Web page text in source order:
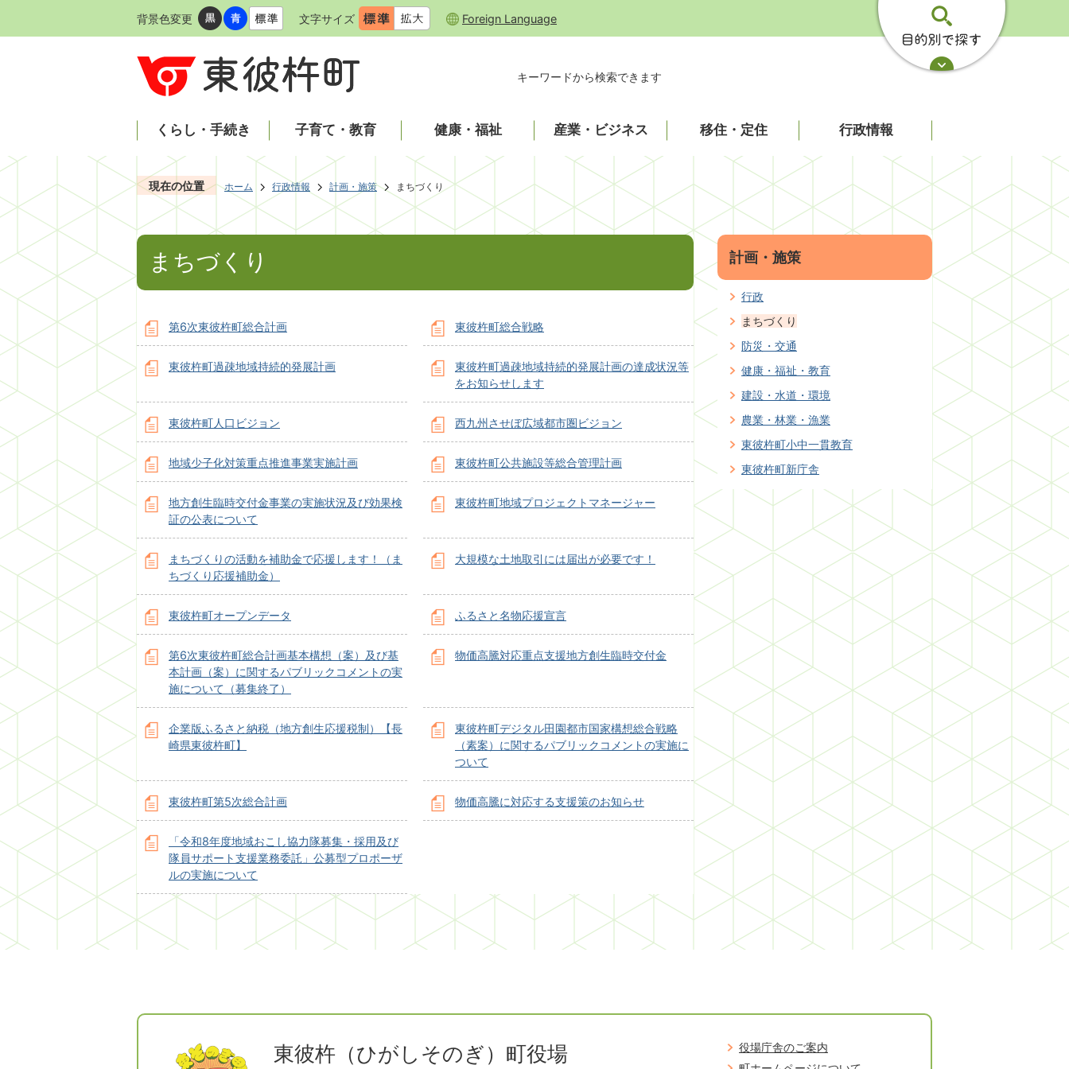
背景色変更 文字サイズ Foreign Language
キーワードから検索できます
くらし・手続き 子育て・教育 健康・福祉 産業・ビジネス 移住・定住 行政情報
現在の位置 ホーム 行政情報 計画・施策 まちづくり
まちづくり
第6次東彼杵町総合計画 東彼杵町総合戦略
東彼杵町過疎地域持続的発展計画
東彼杵町過疎地域持続的発展計画の達成状況等
をお知らせします
東彼杵町人口ビジョン 西九州させぼ広域都市圏ビジョン
地域少子化対策重点推進事業実施計画 東彼杵町公共施設等総合管理計画
地方創生臨時交付金事業の実施状況及び効果検
証の公表について
東彼杵町地域プロジェクトマネージャー
まちづくりの活動を補助金で応援します！（ま
ちづくり応援補助金）
大規模な土地取引には届出が必要です！
東彼杵町オープンデータ ふるさと名物応援宣言
第6次東彼杵町総合計画基本構想（案）及び基
本計画（案）に関するパブリックコメントの実
施について（募集終了）
物価高騰対応重点支援地方創生臨時交付金
企業版ふるさと納税（地方創生応援税制）【長
崎県東彼杵町】
東彼杵町デジタル田園都市国家構想総合戦略
（素案）に関するパブリックコメントの実施に
ついて
東彼杵町第5次総合計画 物価高騰に対応する支援策のお知らせ
「令和8年度地域おこし協力隊募集・採用及び
隊員サポート支援業務委託」公募型プロポーザ
ルの実施について
計画・施策
行政
まちづくり
防災・交通
健康・福祉・教育
建設・水道・環境
農業・林業・漁業
東彼杵町小中一貫教育
東彼杵町新庁舎
東彼杵（ひがしそのぎ）町役場
役場庁舎のご案内